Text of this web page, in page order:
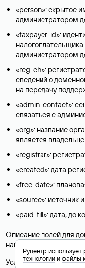
«person»: скрытое
администратором
«taxpayer-id»:
администратором
«reg-ch»:
сведений о
на передачу
«admin-contact»:
связаться с
«org»: название
является
«registrar»:
«created»: дата
«free-date»:
«source»: источник
«paid-till»: дата, до
Описание полей для
национальных доменах
Условия
Руцентр использует
технологииифайлы